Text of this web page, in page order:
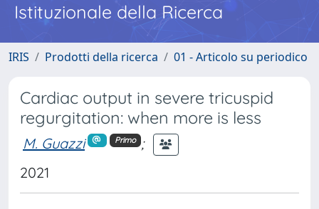
Istituzionale della Ricerca
IRIS Prodotti della ricerca 01 - Articolo su periodico
Cardiac output in severe tricuspid
regurgitation: when more is less
M. Guazzi Primo
;
2021